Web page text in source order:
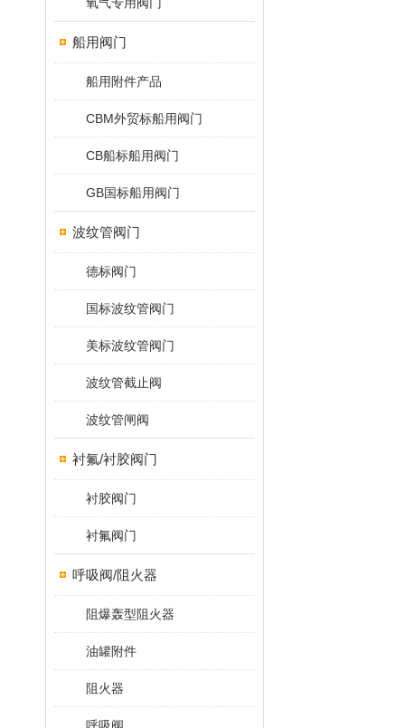
船用阀门
船用附件产品
CBM外贸标船用阀门
CB船标船用阀门
GB国标船用阀门
波纹管阀门
德标阀门
国标波纹管阀门
美标波纹管阀门
波纹管截止阀
波纹管闸阀
衬氟/衬胶阀门
衬胶阀门
衬氟阀门
呼吸阀/阻火器
阻爆轰型阻火器
油罐附件
阻火器